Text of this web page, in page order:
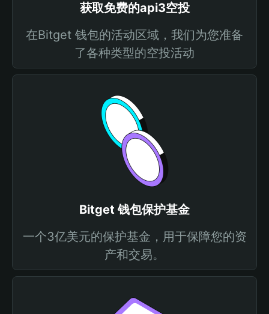
获取免费的api3空投
在Bitget 钱包的活动区域，我们为您准备
了各种类型的空投活动
Bitget 钱包保护基金
一个3亿美元的保护基金，用于保障您的资
产和交易。